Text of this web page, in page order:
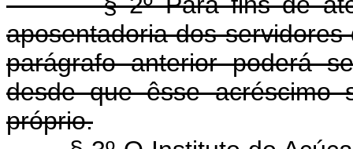
aposentadoria dos
parágrafo anterior poderá
desde que êsse acréscimo
próprio.